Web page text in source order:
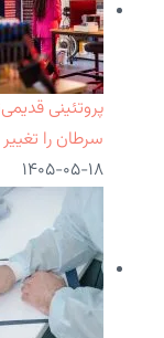
پروتئینی
سرطان را
۱۴۰۵-۰۵-۱۸